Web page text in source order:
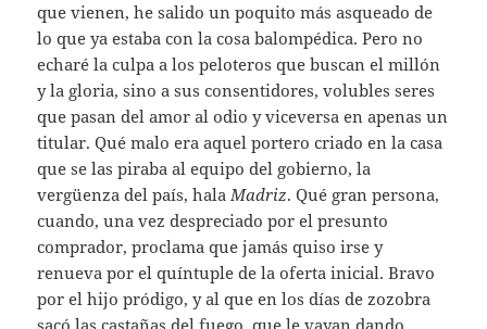
que vienen, he salido un poquito más asqueado de
lo que ya estaba con la cosa balompédica. Pero no
echaré la culpa a los peloteros que buscan el millón
y la gloria, sino a sus consentidores, volubles seres
que pasan del amor al odio y viceversa en apenas un
titular. Qué malo era aquel portero criado en la casa
que se las piraba al equipo del gobierno, la
vergüenza del país, halaMadriz. Qué gran persona,
cuando, una vez despreciado por el presunto
comprador, proclama que jamás quiso irse y
renueva por el quíntuple de la oferta inicial. Bravo
por el hijo pródigo, y al que en los días de zozobra